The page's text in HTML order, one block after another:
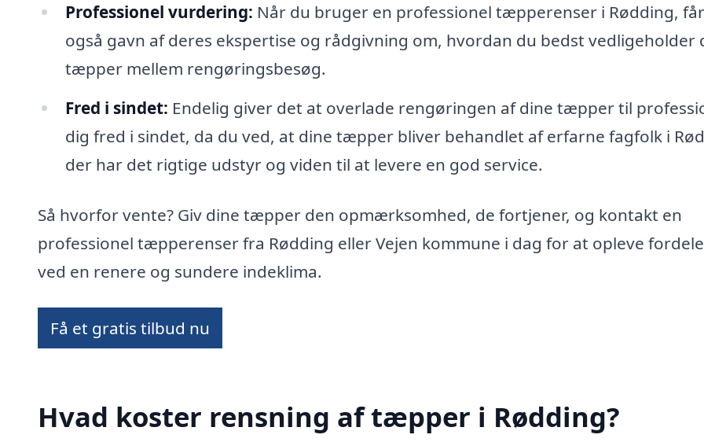
Professionel vurdering: Når du bruger en professionel tæpperenser i Rødding,
også gavn af deres ekspertise og rådgivning om, hvordan du bedst vedligeholder
tæpper mellem rengøringsbesøg.
Fred i sindet: Endelig giver det at overlade rengøringen af dine tæpper til
dig fred i sindet, da du ved, at dine tæpper bliver behandlet af erfarne fagfolk i
der har det rigtige udstyr og viden til at levere en god service.
Så hvorfor vente? Giv dine tæpper den opmærksomhed, de fortjener, og kontakt en
professionel tæpperenser fra Rødding eller Vejen kommune i dag for at opleve
ved en renere og sundere indeklima.
Få et gratis tilbud nu
Hvad koster rensning af tæpper i Rødding?